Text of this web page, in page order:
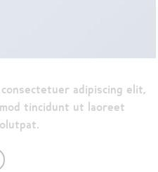
adipiscing elit,
tincidunt ut laoreet